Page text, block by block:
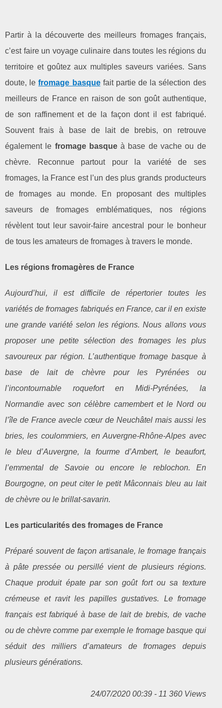
Partir à la découverte des meilleurs fromages français,
c’est faire un voyage culinaire dans toutes les régions du
territoire et goûtez aux multiples saveurs variées. Sans
doute, lefromage basquefait partie de la sélection des
meilleurs de France en raison de son goût authentique,
de son raffinement et de la façon dont il est fabriqué.
Souvent frais à base de lait de brebis, on retrouve
également le fromage basqueà base de vache ou de
chèvre. Reconnue partout pour la variété de ses
fromages, la France est l’un des plus grands producteurs
de fromages au monde. En proposant des multiples
saveurs de fromages emblématiques, nos régions
révèlent tout leur savoir-faire ancestral pour le bonheur
de tous les amateurs de fromages à travers le monde.
Les régions fromagères de France
Aujourd’hui, il est difficile de répertorier toutes les
variétés de fromages fabriqués en France, car il en existe
une grande variété selon les régions. Nous allons vous
proposer une petite sélection des fromages les plus
savoureux par région. L’authentique fromage basque à
base de lait de chèvre pour les Pyrénées ou
l’incontournable roquefort en Midi-Pyrénées, la
Normandie avec son célèbre camembert et le Nord ou
l’île de France avecle cœur de Neuchâtelmais aussi les
bries, les coulommiers, en Auvergne-Rhône-Alpes avec
le bleu d’Auvergne, la fourme d’Ambert, le beaufort,
l’emmental de Savoie ou encore le reblochon. En
Bourgogne, on peut citer le petit Mâconnais bleu au lait
de chèvre ou le brillat-savarin.
Les particularités des fromages de France
Préparé souvent de façon artisanale, le fromage français
à pâte pressée ou persillé vient de plusieurs régions.
Chaque produit épate par son goût fort ou sa texture
crémeuse et ravit les papilles gustatives. Le fromage
français est fabriqué à base de lait de brebis, de vache
ou de chèvre comme par exemple le fromage basque qui
séduit des milliers d’amateurs de fromages depuis
plusieurs générations.
24/07/2020 00:39 - 11 360 Views